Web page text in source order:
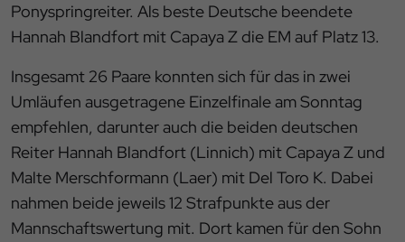
Ponyspringreiter. Als beste Deutsche beendete
Hannah Blandfort mit Capaya Z die EM auf Platz 13.
Insgesamt 26 Paare konnten sich für das in zwei
Umläufen ausgetragene Einzelfinale am Sonntag
empfehlen, darunter auch die beiden deutschen
Reiter Hannah Blandfort (Linnich) mit Capaya Z und
Malte Merschformann (Laer) mit Del Toro K. Dabei
nahmen beide jeweils 12 Strafpunkte aus der
Mannschaftswertung mit. Dort kamen für den Sohn